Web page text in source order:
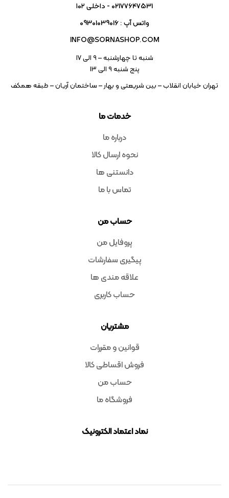
خدمات ما
درباره ما
نحوه ارسال کالا
دانستنی ها
تماس با ما
حساب من
پروفایل من
پیگیری سفارشات
علاقه مندی ها
حساب کاربری
مشتریان
قوانین و مقررات
فروش اقساطی کالا
حساب من
فروشگاه ما
نماد اعتماد الکترونیک
02177647531 - داخلی ۱۰۲
واتس آپ : 09301039016
INFO@SORNASHOP.COM
شنبه تا چهارشنبه – ۹ الی 17
پنج شنبه ۹ الی 13
تهران خیابان انقلاب – بین شریعتی و بهار – ساختمان آریان – طبقه همکف